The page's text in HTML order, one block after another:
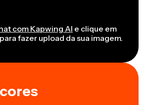
com Kapwing AI e clique em
fazer upload da sua imagem.